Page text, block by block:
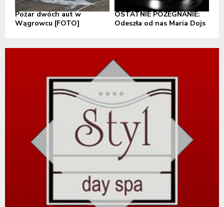
Pożar dwóch aut w
Wągrowcu [FOTO]
OSTATNIE POŻEGNANIE:
Odeszła od nas Maria Dojs